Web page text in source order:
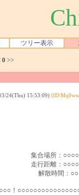
ツリー表示
0 >>
24(Thu) 15:53:09)
集合場所
行距離：
散時間：
！